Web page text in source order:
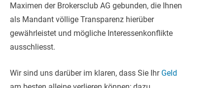
Maximen der Brokersclub AG gebunden, die Ihnen
als Mandant völlige Transparenz hierüber
gewährleistet und mögliche Interessenkonflikte
ausschliesst.
Wir sind uns darüber im klaren, dass Sie Ihr Geld